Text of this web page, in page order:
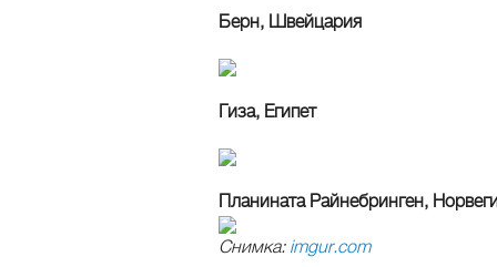
Берн, Швейцария
Гиза, Египет
Планината Райнебринген,
Снимка: imgur.com